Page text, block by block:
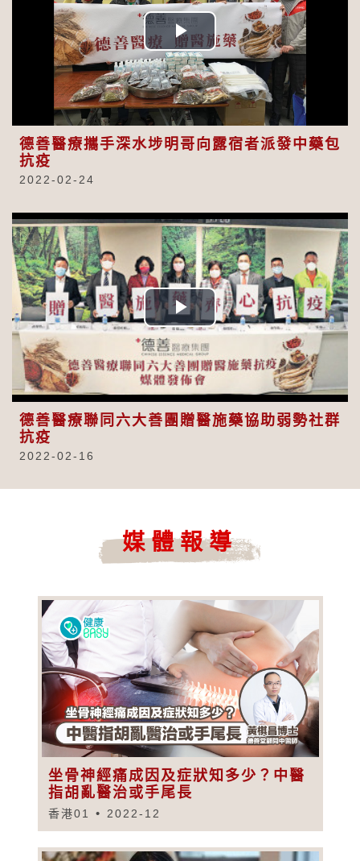
Play
Video
德善醫療攜手深水埗明哥向露宿者派發中藥包
抗疫
2022-02-24
Play
Video
德善醫療聯同六大善團贈醫施藥協助弱勢社群
抗疫
2022-02-16
媒體報導
坐骨神經痛成因及症狀知多少？中醫
指胡亂醫治或手尾長
香港01 2022-12